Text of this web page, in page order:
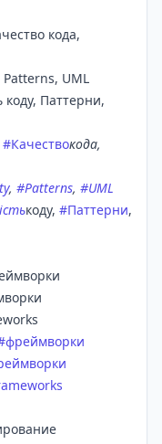
кода,
UML
коду, Паттерни,
#Качествокода,
, #Patterns, #UML
коду, #Паттерни,
фреймворки